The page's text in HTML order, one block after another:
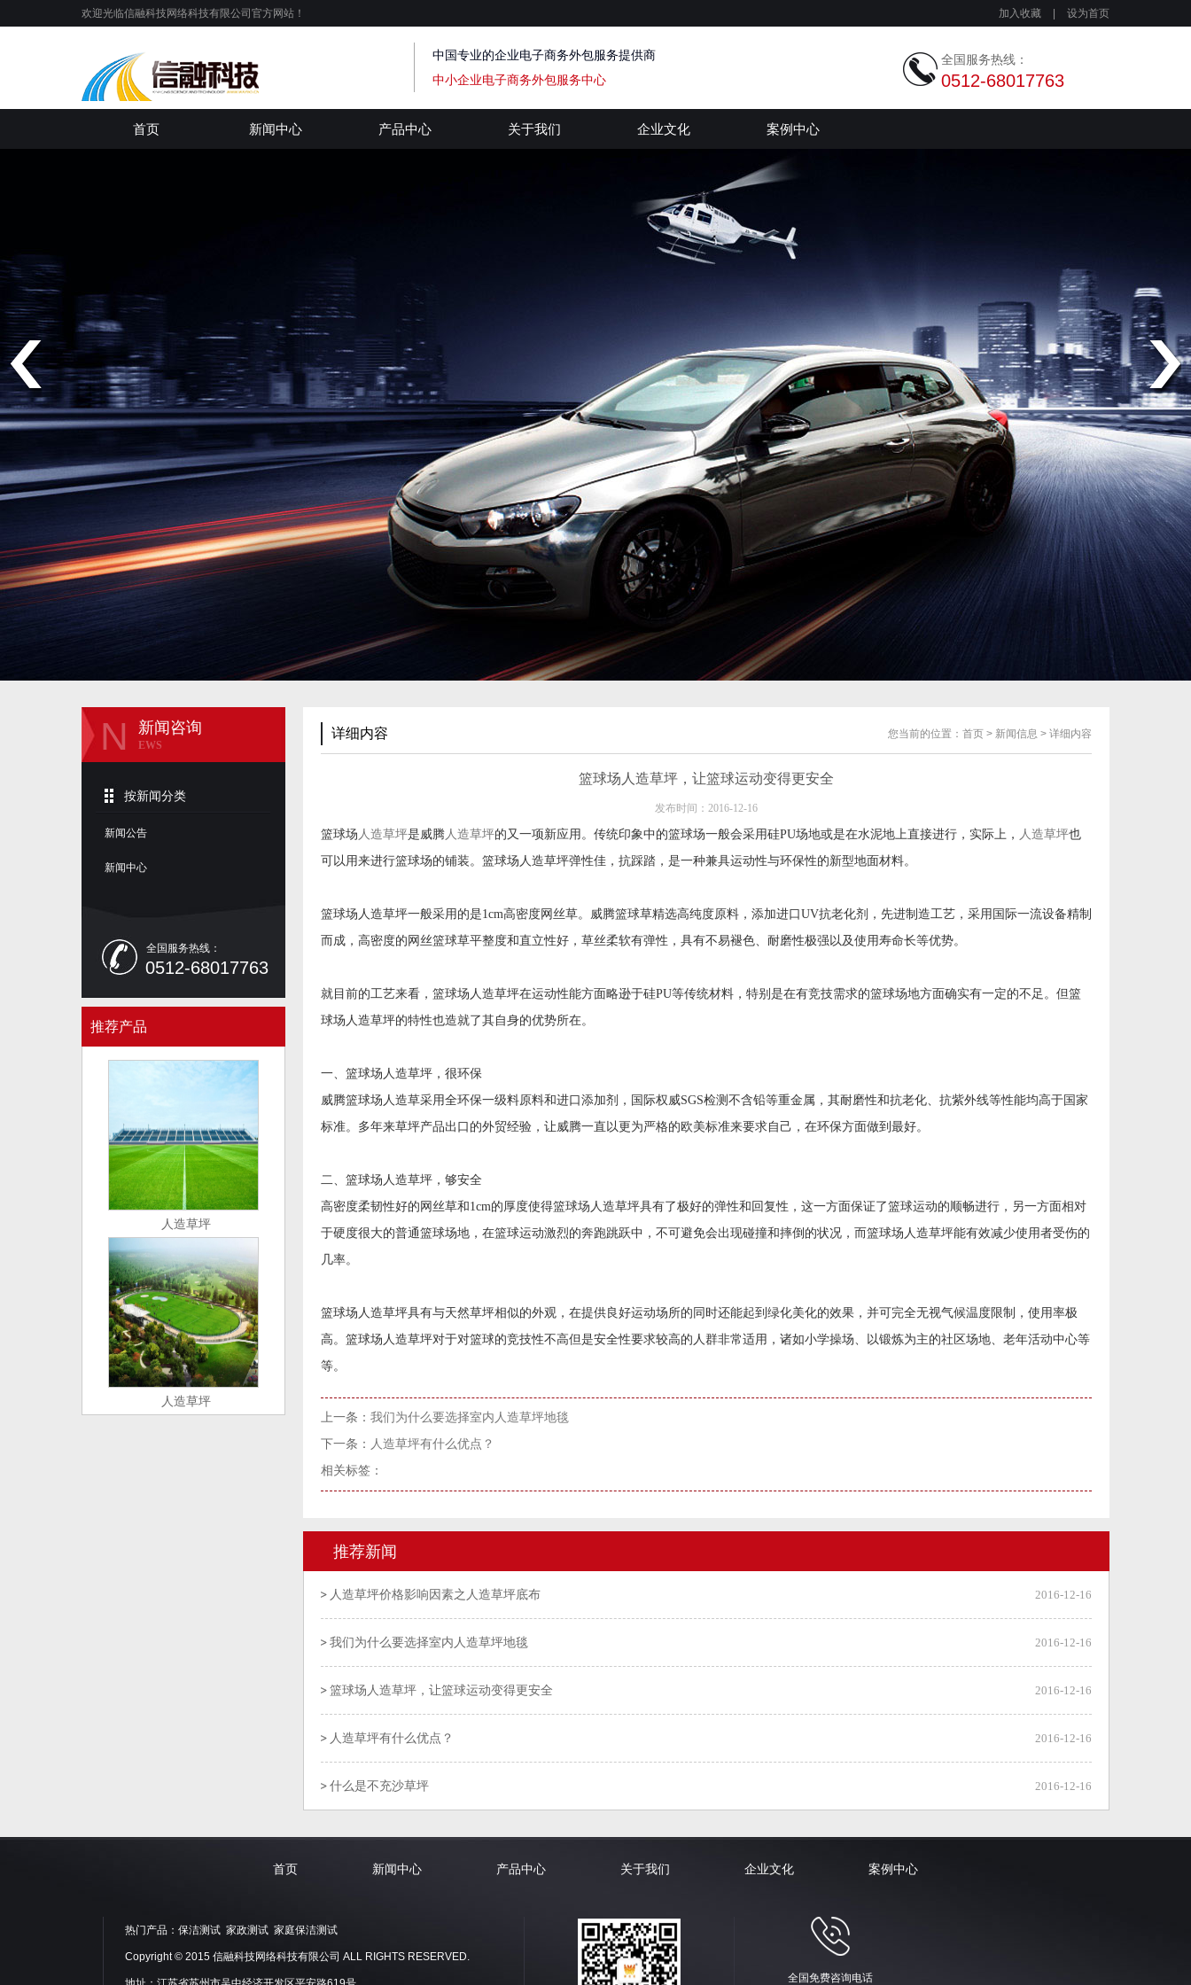
欢迎光临信融科技网络科技有限公司官方网站！ 加入收藏 设为首页
中国专业的企业电子商务外包服务提供商
中小企业电子商务外包服务中心
全国服务热线：
0512-68017763
首页 新闻中心 产品中心 关于我们 企业文化 案例中心
N 新闻咨询
EWS
按新闻分类
新闻公告
新闻中心
全国服务热线：
0512-68017763
推荐产品
人造草坪
人造草坪
详细内容 您当前的位置： 首页 > 新闻信息 > 详细内容
篮球场人造草坪，让篮球运动变得更安全
发布时间：2016-12-16
篮球场 人造草坪是威腾人造草坪的又一项新应用。传统印象中的篮球场一般会采用硅PU场地或是在水泥地上直接进行，实际上， 人造草坪也
可以用来进行篮球场的铺装。篮球场人造草坪弹性佳，抗踩踏，是一种兼具运动性与环保性的新型地面材料。
篮球场人造草坪一般采用的是1cm高密度网丝草。威腾篮球草精选高纯度原料，添加进口UV抗老化剂，先进制造工艺，采用国际一流设备精制
而成，高密度的网丝篮球草平整度和直立性好，草丝柔软有弹性，具有不易褪色、耐磨性极强以及使用寿命长等优势。
就目前的工艺来看，篮球场人造草坪在运动性能方面略逊于硅PU等传统材料，特别是在有竞技需求的篮球场地方面确实有一定的不足。但篮
球场人造草坪的特性也造就了其自身的优势所在。
一、篮球场人造草坪，很环保
威腾篮球场人造草采用全环保一级料原料和进口添加剂，国际权威SGS检测不含铅等重金属，其耐磨性和抗老化、抗紫外线等性能均高于国家
标准。多年来草坪产品出口的外贸经验，让威腾一直以更为严格的欧美标准来要求自己，在环保方面做到最好。
二、篮球场人造草坪，够安全
高密度柔韧性好的网丝草和1cm的厚度使得篮球场人造草坪具有了极好的弹性和回复性，这一方面保证了篮球运动的顺畅进行，另一方面相对
于硬度很大的普通篮球场地，在篮球运动激烈的奔跑跳跃中，不可避免会出现碰撞和摔倒的状况，而篮球场人造草坪能有效减少使用者受伤的
几率。
篮球场人造草坪具有与天然草坪相似的外观，在提供良好运动场所的同时还能起到绿化美化的效果，并可完全无视气候温度限制，使用率极
高。篮球场人造草坪对于对篮球的竞技性不高但是安全性要求较高的人群非常适用，诸如小学操场、以锻炼为主的社区场地、老年活动中心等
等。
上一条： 我们为什么要选择室内人造草坪地毯
下一条： 人造草坪有什么优点？
相关标签：
推荐新闻
人造草坪价格影响因素之人造草坪底布 2016-12-16
我们为什么要选择室内人造草坪地毯 2016-12-16
篮球场人造草坪，让篮球运动变得更安全 2016-12-16
人造草坪有什么优点？ 2016-12-16
什么是不充沙草坪 2016-12-16
首页 新闻中心 产品中心 关于我们 企业文化 案例中心
热门产品： 保洁测试 家政测试 家庭保洁测试
Copyright © 2015 信融科技网络科技有限公司 ALL RIGHTS RESERVED.
全国免费咨询电话